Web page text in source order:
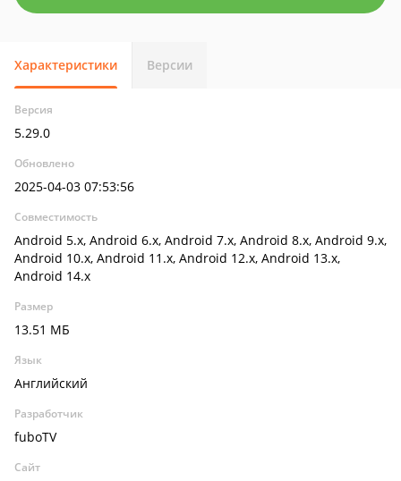
Характеристики Версии
Версия
5.29.0
Обновлено
2025-04-03 07:53:56
Совместимость
Android 5.x, Android 6.x, Android 7.x, Android 8.x, Android 9.x,
Android 10.x, Android 11.x, Android 12.x, Android 13.x,
Android 14.x
Размер
13.51 МБ
Язык
Английский
Разработчик
fuboTV
Сайт